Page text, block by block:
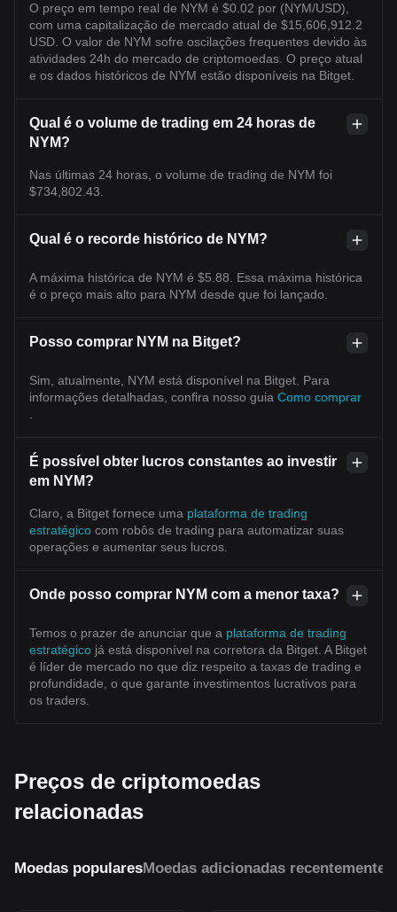
O preço em tempo real de NYM é $0.02 por (NYM/USD),
com uma capitalização de mercado atual de $15,606,912.2
USD. O valor de NYM sofre oscilações frequentes devido às
atividades 24h do mercado de criptomoedas. O preço atual
e os dados históricos de NYM estão disponíveis na Bitget.
Qual é o volume de trading em 24 horas de
NYM?
Nas últimas 24 horas, o volume de trading de NYM foi
$734,802.43.
Qual é o recorde histórico de NYM?
A máxima histórica de NYM é $5.88. Essa máxima histórica
é o preço mais alto para NYM desde que foi lançado.
Posso comprar NYM na Bitget?
Sim, atualmente, NYM está disponível na Bitget. Para
informações detalhadas, confira nosso guia Como comprar
É possível obter lucros constantes ao investir
em NYM?
Claro, a Bitget fornece uma plataforma de trading
estratégico com robôs de trading para automatizar suas
operações e aumentar seus lucros.
Onde posso comprar NYM com a menor taxa?
Temos o prazer de anunciar que a plataforma de trading
estratégico já está disponível na corretora da Bitget. A Bitget
é líder de mercado no que diz respeito a taxas de trading e
profundidade, o que garante investimentos lucrativos para
os traders.
Preços de criptomoedas
relacionadas
Moedas popularesMoedas adicionadas recentemente